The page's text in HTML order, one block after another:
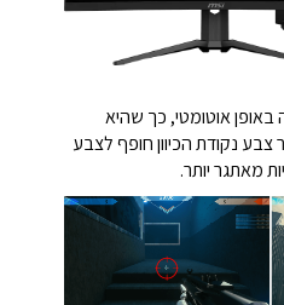
באופן אוטומטי, כך שהיא
נקודת הכיוון חופף לצבע
מאתגר יותר.